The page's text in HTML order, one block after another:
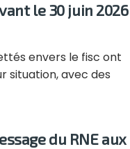
le 30 juin 2026
envers le fisc ont
situation, avec des
du RNE aux